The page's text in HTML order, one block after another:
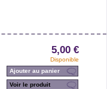
5,00 €
Disponible
Ajouter au panier
Voir le produit